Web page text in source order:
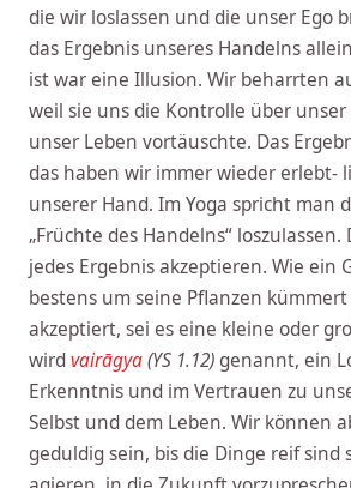
die wir loslassen und die unser Ego
das Ergebnis unseres Handelns
ist war eine Illusion. Wir beharrten
weil sie uns die Kontrolle über
unser Leben vortäuschte. Das
das haben wir immer wieder erlebt-
unserer Hand. Im Yoga spricht man
„Früchte des Handelns“
jedes Ergebnis akzeptieren. Wie ein
bestens um seine Pflanzen
akzeptiert, sei es eine kleine oder
wirdvairāgya(YS 1.12) genannt, ein
Erkenntnis und im Vertrauen zu
Selbst und dem Leben. Wir können
geduldig sein, bis die Dinge reif sind